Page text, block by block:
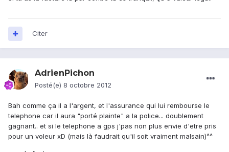
Citer
AdrienPichon
Posté(e) 8 octobre 2012
Bah comme ça il a l'argent, et l'assurance qui lui rembourse le
telephone car il aura "porté plainte" a la police... doublement
gagnant.. et si le telephone a gps j'pas non plus envie d'etre pris
pour un voleur xD (mais là faudrait qu'il soit vraiment malsain)^^